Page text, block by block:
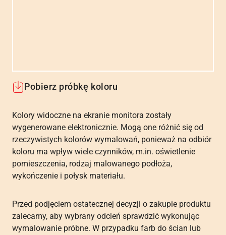
Pobierz próbkę koloru
Kolory widoczne na ekranie monitora zostały
wygenerowane elektronicznie. Mogą one różnić się od
rzeczywistych kolorów wymalowań, ponieważ na odbiór
koloru ma wpływ wiele czynników, m.in. oświetlenie
pomieszczenia, rodzaj malowanego podłoża,
wykończenie i połysk materiału.
Przed podjęciem ostatecznej decyzji o zakupie produktu
zalecamy, aby wybrany odcień sprawdzić wykonując
wymalowanie próbne. W przypadku farb do ścian lub